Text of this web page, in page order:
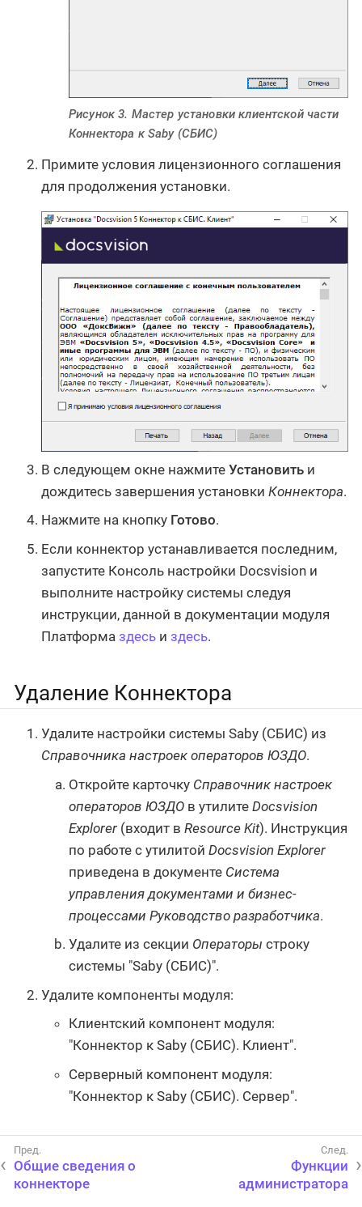
Рисунок 3. Мастер установки клиентской части
Коннектора к Saby (СБИС)
Примите условия лицензионного соглашения
для продолжения установки.
В следующем окне нажмите Установить и
дождитесь завершения установки Коннектора.
Нажмите на кнопку Готово.
Если коннектор устанавливается последним,
запустите Консоль настройки Docsvision и
выполните настройку системы следуя
инструкции, данной в документации модуля
Платформа здесь и здесь.
Удаление Коннектора
Удалите настройки системы Saby (СБИС) из
Справочника настроек операторов ЮЗДО.
Откройте карточку Справочник настроек
операторов ЮЗДО в утилите Docsvision
Explorer (входит в Resource Kit). Инструкция
по работе с утилитой Docsvision Explorer
приведена в документе Система
управления документами и бизнес-
процессами Руководство разработчика.
Удалите из секции Операторы строку
системы "Saby (СБИС)".
Удалите компоненты модуля:
Клиентский компонент модуля:
"Коннектор к Saby (СБИС). Клиент".
Серверный компонент модуля:
"Коннектор к Saby (СБИС). Сервер".
Общие сведения о
коннекторе
Функции
администратора